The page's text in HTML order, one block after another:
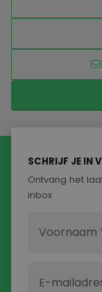
SCHRIJF JE IN
Ontvang het
inbox